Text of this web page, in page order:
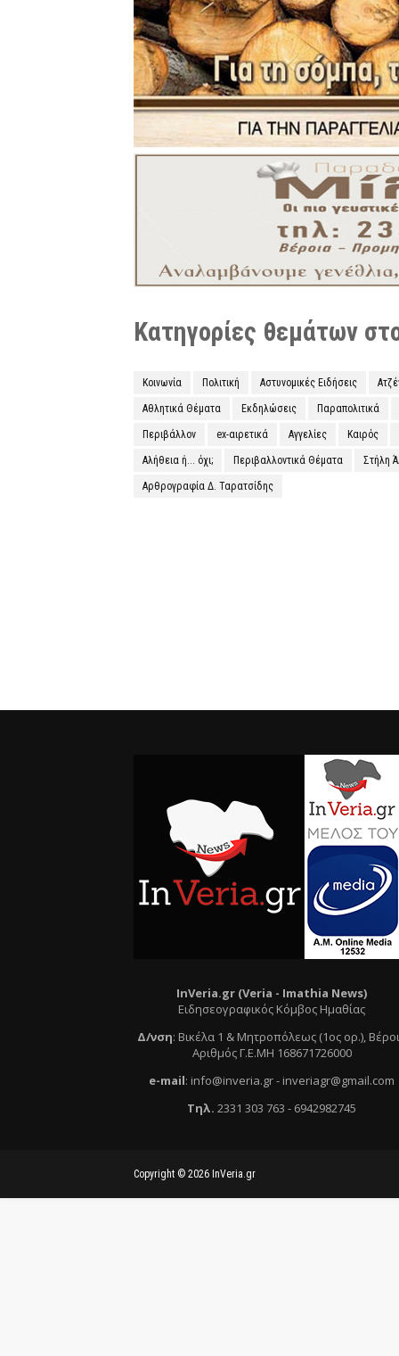
Κατηγορίες θεμάτων
Κοινωνία Πολιτική Αστυνομικές Ειδήσεις
Αθλητικά Θέματα Εκδηλώσεις Παραπολιτικά
Περιβάλλον ex-αιρετικά Αγγελίες Καιρός
Αλήθεια ή... όχι; Περιβαλλοντικά Θέματα Στήλη
Αρθρογραφία Δ. Ταρατσίδης
InVeria.gr (Veria - Ιmathia News)
Ειδησεογραφικός Κόμβος Ημαθίας
Δ/νση: Βικέλα 1 & Μητροπόλεως (1ος ορ.),
Αριθμός Γ.Ε.ΜΗ 168671726000
e-mail: info@inveria.gr- inveriagr@gmail.com
Τηλ. 2331 303 763 - 6942982745
Copyright © 2026 InVeria.gr